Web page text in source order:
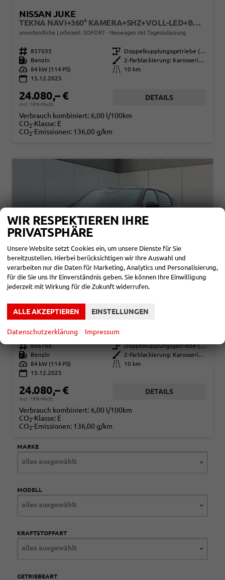
NISSAN JUKE
TEKNA NAVI+360° KAMERA+SHZ+VOLL-LED+BOSE+PDC
unverbindliche Lieferzeit: SOFORT Neuwagen mit Tageszulassung
Fahrzeugnr. 857035 Getriebe
Doppelkupplungsgetriebe (DSG)
Kraftstoff
Benzin Außenfarbe
2-Farblackierung: Karosseriefarbe: Magnetic Blue Metallic / Dach in Kontrastfarbe in Black Metallic
Leistung 84 kW (114 PS) Kilometerstand
10 km
15.12.2025
24.080,– €
incl. 19% MwSt.
DETAILS
Verbrauch kombiniert: 6,00 l/100km
CO2-Klasse: E
CO2-Emissionen: 136,00 g/km
NISSAN JUKE
Fahrzeugnr. 866788 Getriebe
Doppelkupplungsgetriebe (DSG)
Kraftstoff
Benzin Außenfarbe
2-Farblackierung: Karosseriefarbe: Sunset Red Metallic / Dach in Kontrastfarbe in Black Metallic
Leistung 84 kW (114 PS) Kilometerstand
10 km
15.12.2025
24.080,– €
incl. 19% MwSt.
DETAILS
Verbrauch kombiniert: 6,00 l/100km
CO2-Klasse: E
CO2-Emissionen: 136,00 g/km
MARKE
alles ausgewählt
MODELL
alles ausgewählt
KRAFTSTOFFART
alles ausgewählt
GETRIEBEART
WIR RESPEKTIEREN IHRE
PRIVATSPHÄRE
Unsere Website setzt Cookies ein, um unsere Dienste für Sie
bereitzustellen. Hierbei berücksichtigen wir Ihre Auswahl und
verarbeiten nur die Daten für Marketing, Analytics und Personalisierung,
für die Sie uns Ihr Einverständnis geben. Sie können Ihre Einwilligung
jederzeit mit Wirkung für die Zukunft widerrufen.
ALLE AKZEPTIEREN EINSTELLUNGEN
Datenschutzerklärung Impressum